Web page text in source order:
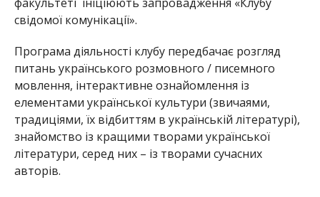
свідомої комунікації».
Програма діяльності клубу передбачає розгляд
питань українського розмовного / писемного
мовлення, інтерактивне ознайомлення із
елементами української культури (звичаями,
традиціями, їх відбиттям в українській літературі),
знайомство із кращими творами української
літератури, серед них – із творами сучасних
авторів.